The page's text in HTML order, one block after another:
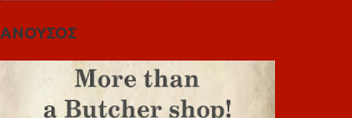
ΑΝΟΥΣΟΣ